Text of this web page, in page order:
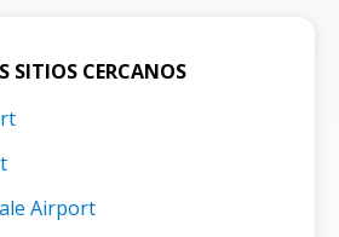
SITIOS CERCANOS
Airport